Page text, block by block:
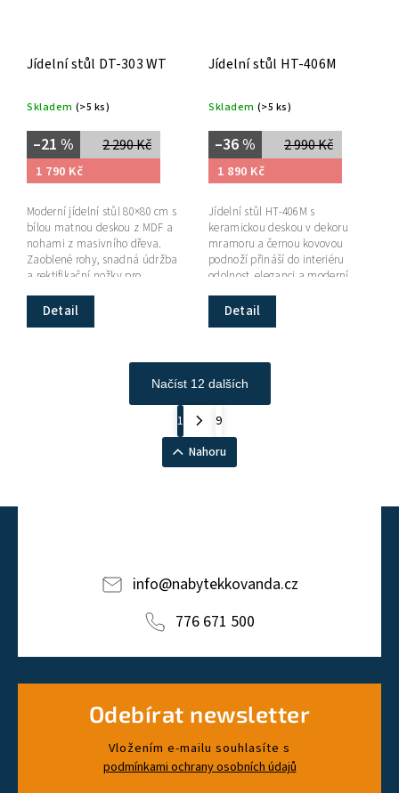
Jídelní stůl DT-303 WT
Skladem (>5 ks)
2 290 Kč
–21 %
1 790 Kč
Detail
Moderní jídelní stůl 80×80 cm s
bílou matnou deskou z MDF a
nohami z masivního dřeva.
Zaoblené rohy, snadná údržba
a rektifikační nožky pro
perfektní stabilitu.
Jídelní stůl HT-406M
Skladem (>5 ks)
2 990 Kč
–36 %
1 890 Kč
Detail
Jídelní stůl HT-406M s
keramickou deskou v dekoru
mramoru a černou kovovou
podnoží přináší do interiéru
odolnost, eleganci a moderní
industriální styl.
Načíst 12 dalších
1
9
Nahoru
info@nabytekkovanda.cz
776 671 500
Odebírat newsletter
Vložením e-mailu souhlasíte s
podmínkami ochrany osobních údajů